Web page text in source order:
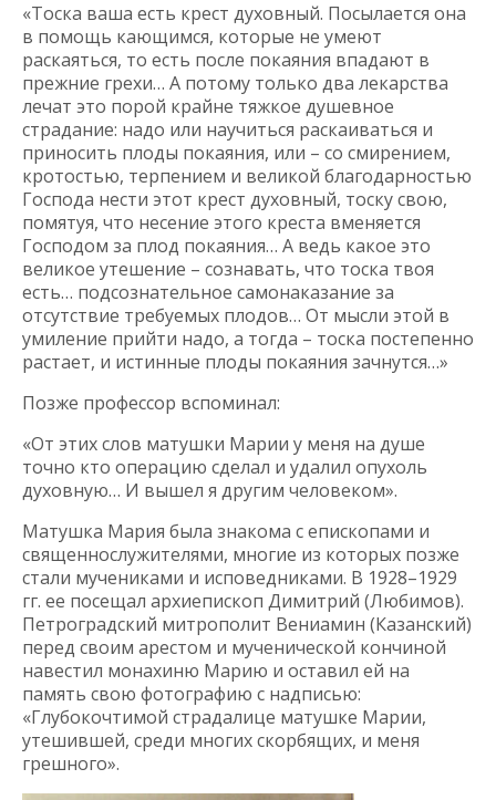
«Тоска ваша есть крест духовный. Посылается она
в помощь кающимся, которые не умеют
раскаяться, то есть после покаяния впадают в
прежние грехи… А потому только два лекарства
лечат это порой крайне тяжкое душевное
страдание: надо или научиться раскаиваться и
приносить плоды покаяния, или – со смирением,
кротостью, терпением и великой благодарностью
Господа нести этот крест духовный, тоску свою,
помятуя, что несение этого креста вменяется
Господом за плод покаяния… А ведь какое это
великое утешение – сознавать, что тоска твоя
есть… подсознательное самонаказание за
отсутствие требуемых плодов… От мысли этой в
умиление прийти надо, а тогда – тоска постепенно
растает, и истинные плоды покаяния зачнутся…»
Позже профессор вспоминал:
«От этих слов матушки Марии у меня на душе
точно кто операцию сделал и удалил опухоль
духовную… И вышел я другим человеком».
Матушка Мария была знакома с епископами и
священнослужителями, многие из которых позже
стали мучениками и исповедниками. В 1928–1929
гг. ее посещал архиепископ Димитрий (Любимов).
Петроградский митрополит Вениамин (Казанский)
перед своим арестом и мученической кончиной
навестил монахиню Марию и оставил ей на
память свою фотографию с надписью:
«Глубокочтимой страдалице матушке Марии,
утешившей, среди многих скорбящих, и меня
грешного».